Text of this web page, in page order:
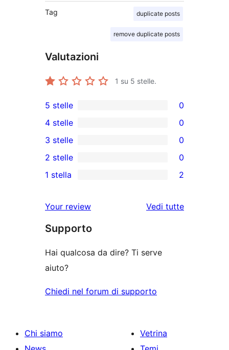
Tag duplicate posts
remove duplicate posts
Valutazioni
1 su 5 stelle.
0
recensioni
a
5-
stelle
5 stelle 0
recensioni
a
4-
4 stelle 0
0
recensioni
a
stelle
3 stelle 0
recensioni
2-
stelle
2 stelle 0
a
1-
1 stella 2
Your review Vedi tuttele
Supporto
Hai qualcosa da dire? Ti serve
aiuto?
Chiedi nel forum di supporto
Chi siamo
Vetrina